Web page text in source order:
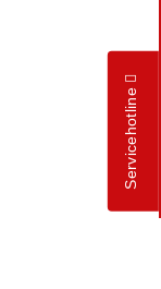
Servicehotline